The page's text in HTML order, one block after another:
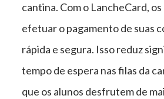
cantina. Com o LancheCard,
efetuar o pagamento de suas
rápida e segura. Isso reduz
tempo de espera nas filas da
que os alunos desfrutem de